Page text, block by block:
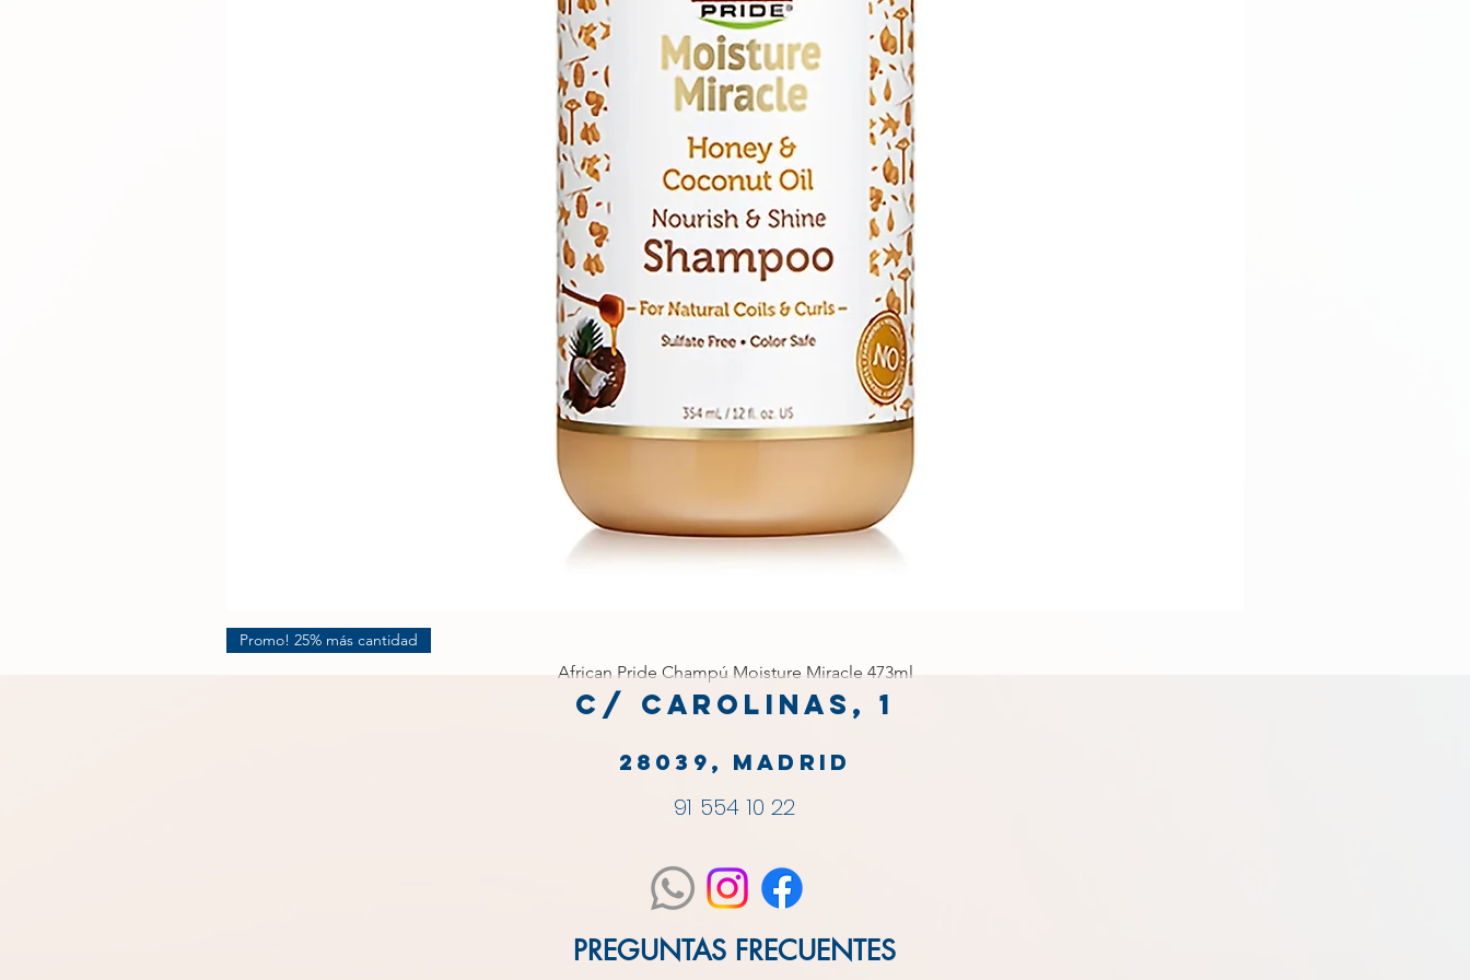
Promo! 25% más cantidad
African Pride Champú Moisture Miracle 473ml
C/ Carolinas, 1
28039, MADRID
91 554 10 22
PREGUNTAS FRECUENTES